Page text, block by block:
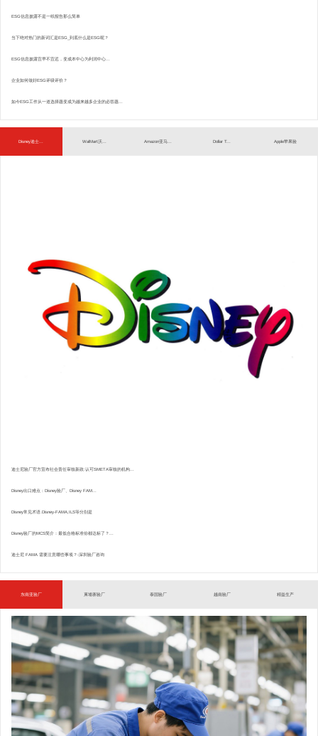
ESG信息披露不是一纸报告那么简单
当下绝对热门的新词汇是ESG_到底什么是ESG呢？
ESG信息披露宜早不宜迟，变成本中心为利润中心...
企业如何做好ESG评级评价？
如今ESG工作从一道选择题变成为越来越多企业的必答题...
Disney迪士... WalMart沃... Amazon亚马... Dollar T... Apple苹果验
迪士尼验厂官方宣布社会责任审核新政:认可SMETA审核的机构...
Disney出口难点：Disney验厂、Disney FAM...
Disney常见术语.Disney-FAMA,ILS等分别是
Disney验厂的MCS简介：最低合格标准你都达标了？...
迪士尼 FAMA 需要注意哪些事项？-深圳验厂咨询
东南亚验厂 柬埔寨验厂 泰国验厂 越南验厂 精益生产